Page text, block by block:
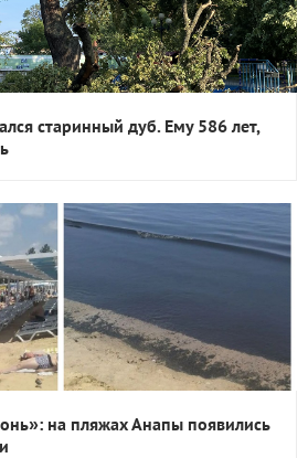
старинный дуб. Ему 586 лет,
на пляжах Анапы появились